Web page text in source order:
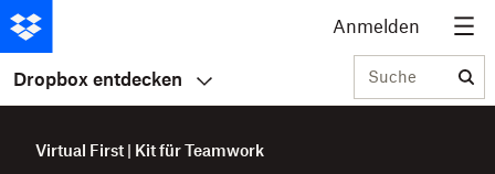
Anmelden
Dropbox entdecken Suche
Virtual First | Kit für Teamwork